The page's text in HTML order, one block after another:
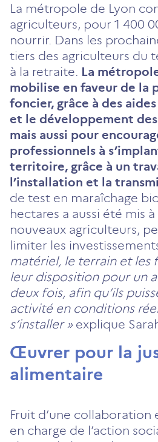
La métropole de Lyon
agriculteurs, pour 1 400
nourrir. Dans les
tiers des agriculteurs du
à la retraite. La
mobilise en faveur de la
foncier, grâce à des
et le développement
mais aussi pour
professionnels à
territoire, grâce à un
l’installation et la
de test en maraîchage
hectares a aussi été mis
nouveaux agriculteurs,
limiter les
matériel, le terrain et les
leur disposition pour un
deux fois, afin qu’ils
activité en conditions
s’installer » explique
Œuvrer pour la
alimentaire
Fruit d’une collaboration
en charge de l’action